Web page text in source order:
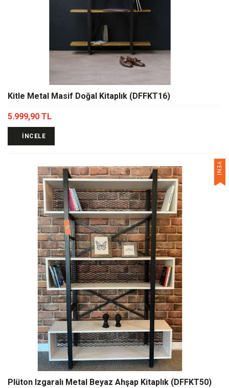
Kitle Metal Masif Doğal Kitaplık (DFFKT16)
5.999,90 TL
İNCELE
YENİ
Plüton Izgaralı Metal Beyaz Ahşap Kitaplık (DFFKT50)